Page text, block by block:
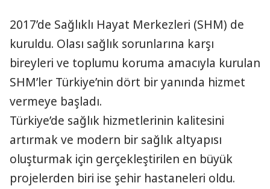
2017’de Sağlıklı Hayat Merkezleri (SHM) de
kuruldu. Olası sağlık sorunlarına karşı
bireyleri ve toplumu koruma amacıyla kurulan
SHM’ler Türkiye’nin dört bir yanında hizmet
vermeye başladı.
Türkiye’de sağlık hizmetlerinin kalitesini
artırmak ve modern bir sağlık altyapısı
oluşturmak için gerçekleştirilen en büyük
projelerden biri ise şehir hastaneleri oldu.